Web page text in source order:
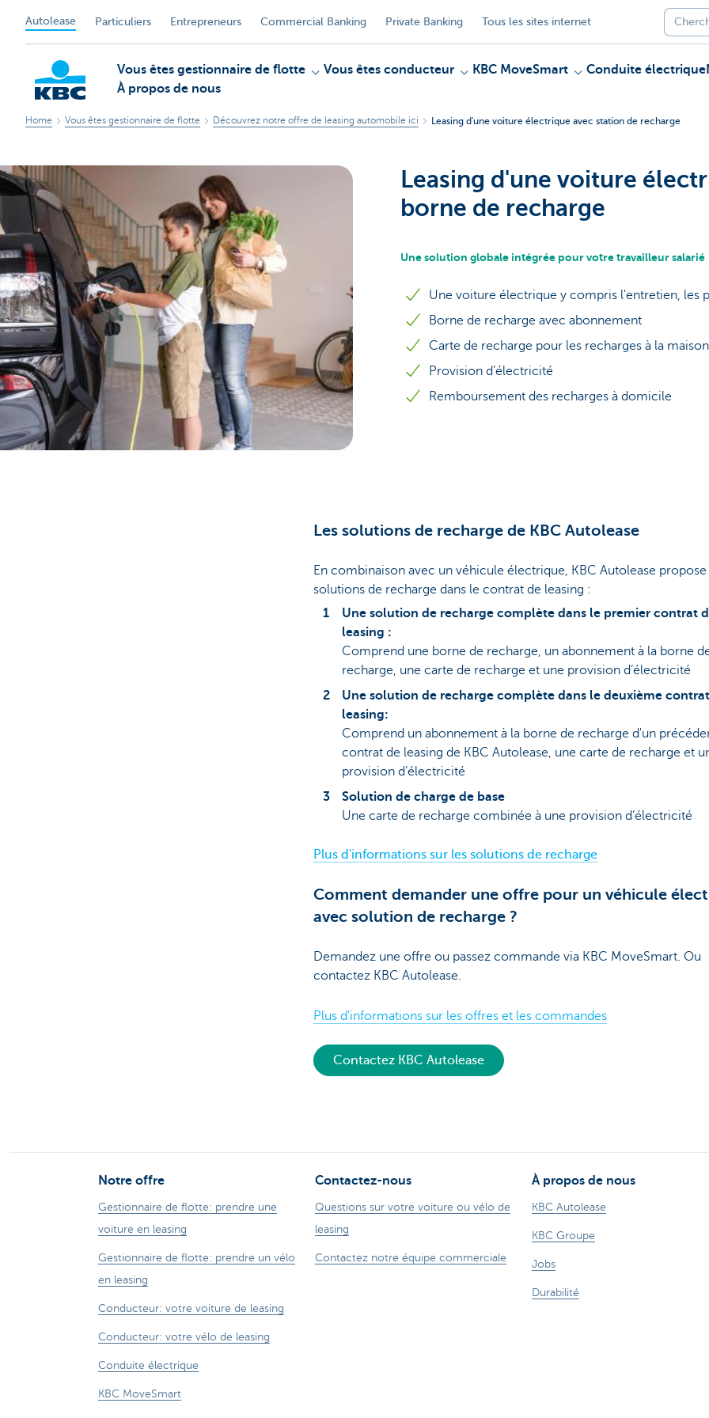
Autolease Particuliers Entrepreneurs Commercial Banking Private Banking Tous les sites internet
KBC
Corporate
Vous êtes gestionnaire de flotte Vous êtes conducteur KBC MoveSmart Conduite électrique
À propos de nous
Home Vous êtes gestionnaire de flotte Découvrez notre offre de leasing automobile ici Leasing d'une voiture électrique avec station de recharge
Leasing d'une voiture
borne de recharge
Une solution globale intégrée pour votre travailleur salarié
Une voiture électrique y compris l'entretien, les
Borne de recharge avec abonnement
Carte de recharge pour les recharges à la
Provision d’électricité
Remboursement des recharges à domicile
Les solutions de recharge de KBC Autolease
En combinaison avec un véhicule électrique, KBC Autolease
solutions de recharge dans le contrat de leasing :
Une solution de recharge complète dans le premier contrat
leasing :
Comprend une borne de recharge, un abonnement à la borne
recharge, une carte de recharge et une provision d’électricité
Une solution de recharge complète dans le deuxième
leasing:
Comprend un abonnement à la borne de recharge d'un
contrat de leasing de KBC Autolease, une carte de recharge et
provision d’électricité
Solution de charge de base
Une carte de recharge combinée à une provision d’électricité
Plus d'informations sur les solutions de recharge
Comment demander une offre pour un véhicule
avec solution de recharge ?
Demandez une offre ou passez commande via KBC MoveSmart. Ou
contactez KBC Autolease.
Plus d'informations sur les offres et les commandes
Contactez KBC Autolease
Notre offre
Gestionnaire de flotte: prendre une
voiture en leasing
Gestionnaire de flotte: prendre un vélo
en leasing
Conducteur: votre voiture de leasing
Conducteur: votre vélo de leasing
Conduite électrique
KBC MoveSmart
Contactez-nous
Questions sur votre voiture ou vélo de
leasing
Contactez notre équipe commerciale
À propos de nous
KBC Autolease
KBC Groupe
Jobs
Durabilité